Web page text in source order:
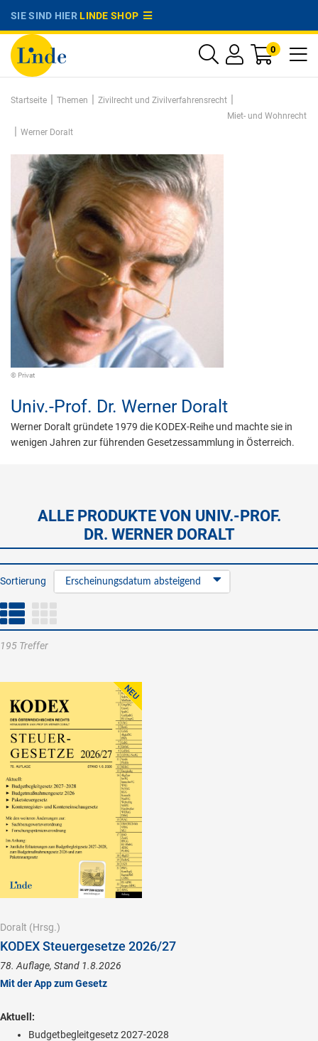
SIE SIND HIERLINDE SHOP
0
Startseite | Themen | Zivilrecht und Zivilverfahrensrecht |
Miet- und Wohnrecht
| Werner Doralt
© Privat
Univ.-Prof. Dr. Werner Doralt
Werner Doralt gründete 1979 die KODEX-Reihe und machte sie in
wenigen Jahren zur führenden Gesetzessammlung in Österreich.
ALLE PRODUKTE VON UNIV.-PROF.
DR. WERNER DORALT
Sortierung Erscheinungsdatum absteigend
195 Treffer
Doralt (Hrsg.)
KODEX Steuergesetze 2026/27
78. Auflage, Stand 1.8.2026
Mit der App zum Gesetz
Aktuell:
Budgetbegleitgesetz 2027-2028